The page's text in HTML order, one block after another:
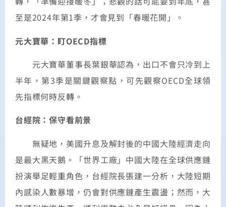
至是2024年第1季，才會見到「春暖花開」。
元大寶華：盯OECD指標
元大寶華董事長葉銀華認為，出口不會只冷到上
半年，第3季是關鍵觀察點，可先觀察OECD全球領
先指標何時反轉。
台經院：保守看前景
無疑地，美國升息及解封後的中國大陸經濟走向
是最大黑天鵝。「世界工廠」中國大陸在全球供應鏈
扮演舉足輕重角色，台經院長張建一分析，大陸短期
內感染人數暴增，仍會對供應鏈產生震盪；然而，大